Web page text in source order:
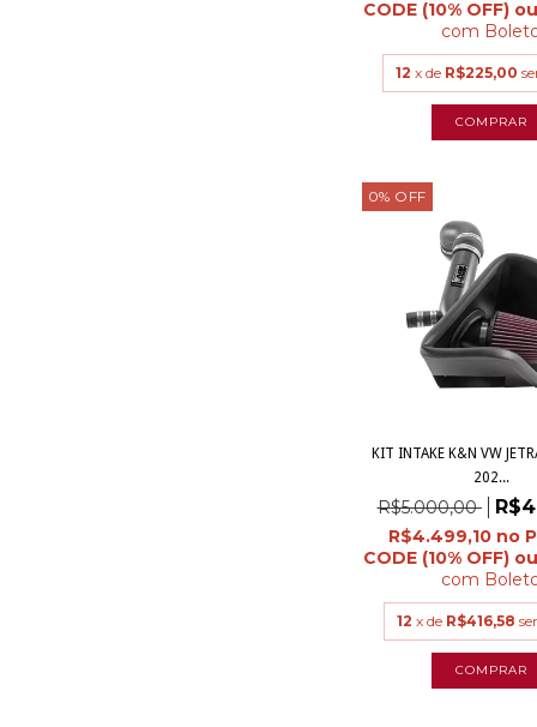
com
12 x de R$225,00
0% OFF
KIT INTAKE K&N VW
202...
R$5.000,00
R$4.499,10
com
12 x de R$416,58